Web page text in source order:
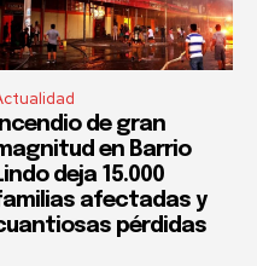
Incendio de gran
en Barrio
deja 15.000
afectadas y
pérdidas